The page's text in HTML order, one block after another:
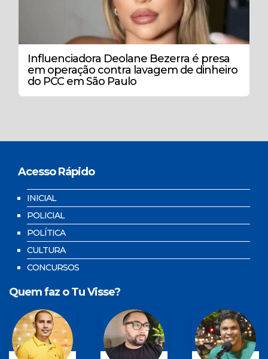
Influenciadora Deolane Bezerra é presa
em operação contra lavagem de dinheiro
do PCC em São Paulo
Acesso Rápido
INICIAL
POLICIAL
POLÍTICA
CULTURA
CONCURSOS
Quem faz o Tu Visse?